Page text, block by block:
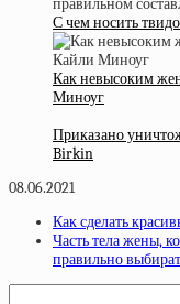
С чем носить
Как невысоким
Миноуг
Приказано
Birkin
08.06.2021
Как сделать
Часть тела жены,
правильно